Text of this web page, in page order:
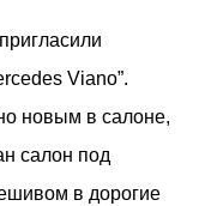
Viano”.
новым в салоне,
салон под
в дорогие